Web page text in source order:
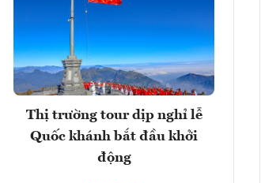
Thị trường tour dịp nghỉ lễ
Quốc khánh bắt đầu khởi
động